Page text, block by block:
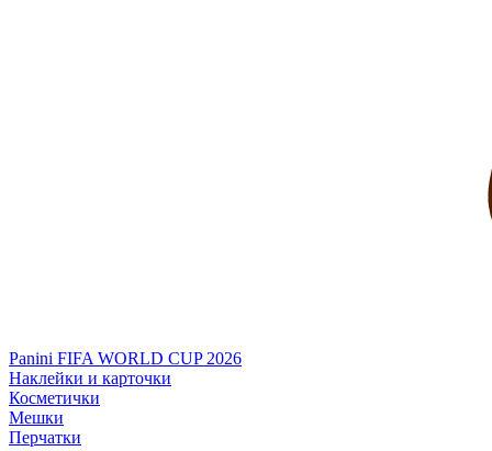
Panini FIFA WORLD CUP 2026
Наклейки и карточки
Косметички
Мешки
Перчатки